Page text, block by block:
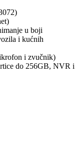
u boji
i kućnih
i zvučnik)
do 256GB, NVR i